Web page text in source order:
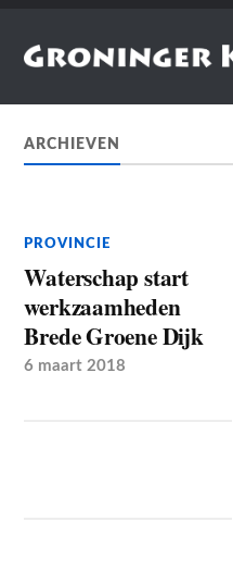
ARCHIEVEN
PROVINCIE
Waterschap start
werkzaamheden
Brede Groene Dijk
6 maart 2018